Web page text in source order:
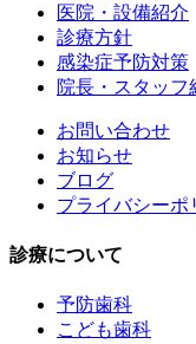
医院・設備紹介
診療方針
感染症予防対策
院長・スタッフ
お問い合わせ
お知らせ
ブログ
プライバシーポ
診療について
予防歯科
こども歯科